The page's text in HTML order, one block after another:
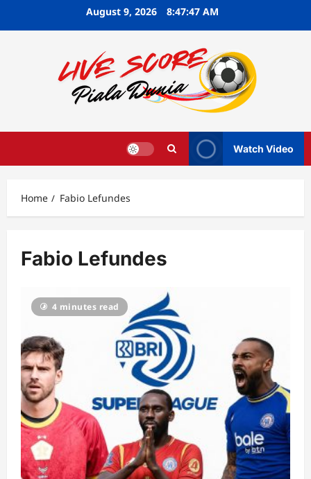
August 9, 2026 8:47:48 AM
Watch Video
Home Fabio Lefundes
Fabio Lefundes
4 minutes read